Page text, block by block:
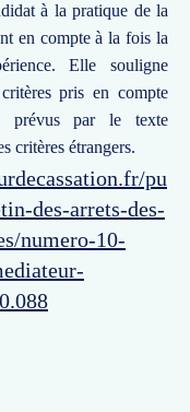
à la pratique de la
en compte à la fois la
Elle souligne
pris en compte
prévus par le texte
critères étrangers.
pu
des-arrets-des-
numero-10-